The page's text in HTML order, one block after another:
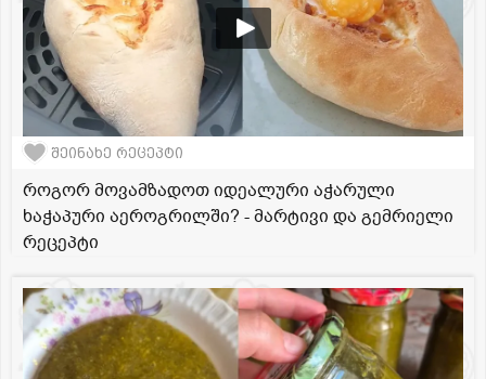
შეინახე რეცეპტი
როგორ მოვამზადოთ იდეალური აჭარული
ხაჭაპური აეროგრილში? - მარტივი და გემრიელი
რეცეპტი